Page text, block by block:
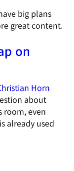
big plans
great content.
on
Horn
about
room, even
already used